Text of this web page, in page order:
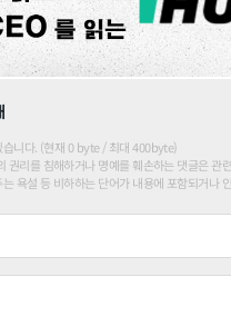
습니다. (현재 0 byte / 최대 400byte)
권리를 침해하거나 명예를 훼손하는 댓글은 관
욕설 등 비하하는 단어가 내용에 포함되거나